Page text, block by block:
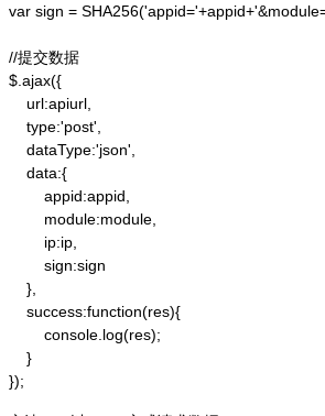
var sign =
//提交数据
$.ajax({
    url:apiurl,
    type:'post',
    dataType:'json',
    data:{
        appid:appid,
        module:module,
        ip:ip,
        sign:sign
    },
    success:function(res){
        console.log(res);
    }
});